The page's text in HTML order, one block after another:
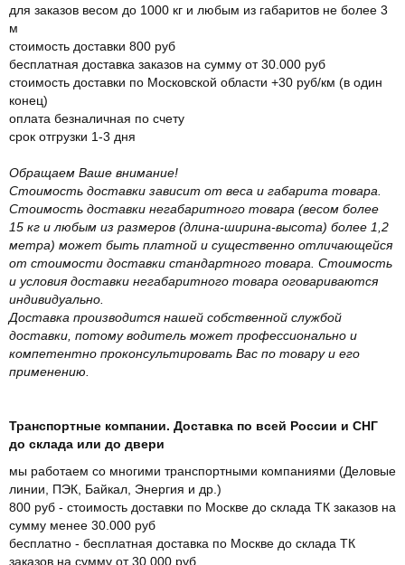
для заказов весом до 1000 кг и любым из габаритов не более 3
м
стоимость доставки 800 руб
бесплатная доставка заказов на сумму от 30.000 руб
стоимость доставки по Московской области +30 руб/км (в один
конец)
оплата безналичная по счету
срок отгрузки 1-3 дня
Обращаем Ваше внимание!
Стоимость доставки зависит от веса и габарита товара.
Стоимость доставки негабаритного товара (весом более
15 кг и любым из размеров (длина-ширина-высота) более 1,2
метра) может быть платной и существенно отличающейся
от стоимости доставки стандартного товара. Стоимость
и условия доставки негабаритного товара оговариваются
индивидуально.
Доставка производится нашей собственной службой
доставки, потому водитель может профессионально и
компетентно проконсультировать Вас по товару и его
применению.
Транспортные компании. Доставка по всей России и СНГ
до склада или до двери
мы работаем со многими транспортными компаниями (Деловые
линии, ПЭК, Байкал, Энергия и др.)
800 руб - стоимость доставки по Москве до склада ТК заказов на
сумму менее 30.000 руб
бесплатно - бесплатная доставка по Москве до склада ТК
заказов на сумму от 30.000 руб